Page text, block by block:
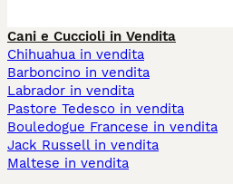
Cani e Cuccioli in Vendita
Chihuahua in vendita
Barboncino in vendita
Labrador in vendita
Pastore Tedesco in vendita
Bouledogue Francese in vendita
Jack Russell in vendita
Maltese in vendita